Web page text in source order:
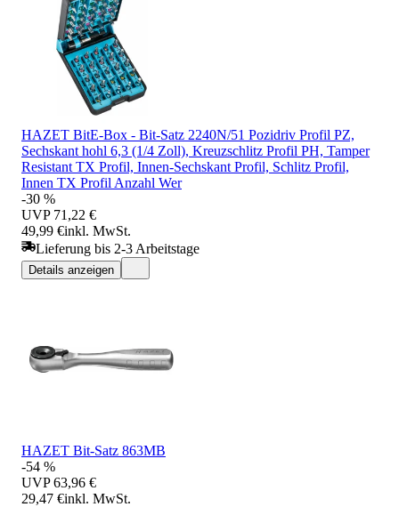
HAZET BitE-Box - Bit-Satz 2240N/51 Pozidriv Profil PZ,
Sechskant hohl 6,3 (1/4 Zoll), Kreuzschlitz Profil PH, Tamper
Resistant TX Profil, Innen-Sechskant Profil, Schlitz Profil,
Innen TX Profil Anzahl Wer
-30 %
UVP 71,22 €
49,99 €inkl. MwSt.
Lieferung bis 2-3 Arbeitstage
Details anzeigen
HAZET Bit-Satz 863MB
-54 %
UVP 63,96 €
29,47 €inkl. MwSt.